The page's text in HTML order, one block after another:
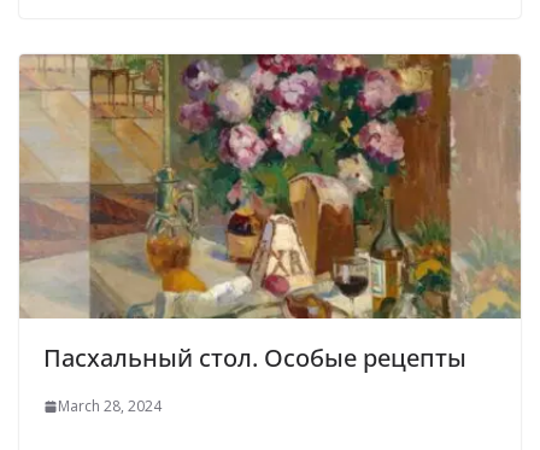
Пасхальный стол. Особые рецепты
March 28, 2024